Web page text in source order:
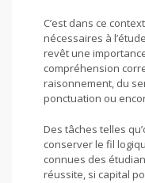
C’est dans ce
nécessaires à
revêt une
compréhension
raisonnement, du
ponctuation ou
Des tâches telles
conserver le fil
connues des
réussite, si capital